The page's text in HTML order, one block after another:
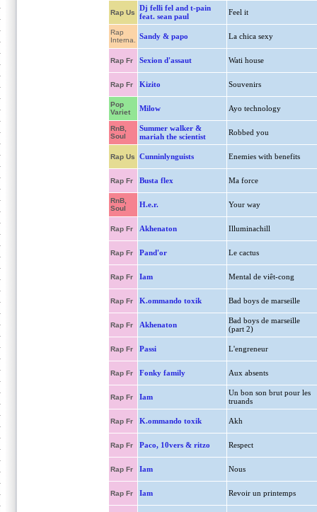
Rap Us
Dj felli fel and t-pain
feat. sean paul
Feel it
Rap
Interna.
Sandy & papo La chica sexy
Rap Fr Sexion d'assaut Wati house
Rap Fr Kizito Souvenirs
Pop
Variet
Milow Ayo technology
RnB,
Soul
Summer walker &
mariah the scientist
Robbed you
Rap Us Cunninlynguists Enemies with benefits
Rap Fr Busta flex Ma force
RnB,
Soul
H.e.r. Your way
Rap Fr Akhenaton Illuminachill
Rap Fr Pand'or Le cactus
Rap Fr Iam Mental de viêt-cong
Rap Fr K.ommando toxik Bad boys de marseille
Rap Fr Akhenaton
Bad boys de marseille
(part 2)
Rap Fr Passi L'engreneur
Rap Fr Fonky family Aux absents
Rap Fr Iam
Un bon son brut pour les
truands
Rap Fr K.ommando toxik Akh
Rap Fr Paco, 10vers & ritzo Respect
Rap Fr Iam Nous
Rap Fr Iam Revoir un printemps